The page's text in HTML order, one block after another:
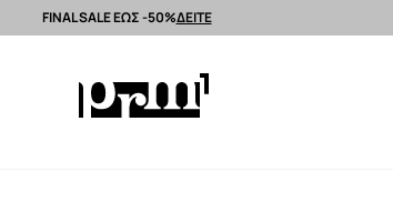
Premium brands >
FINAL SALE ΕΩΣ -50%ΔΕΙΤΕ